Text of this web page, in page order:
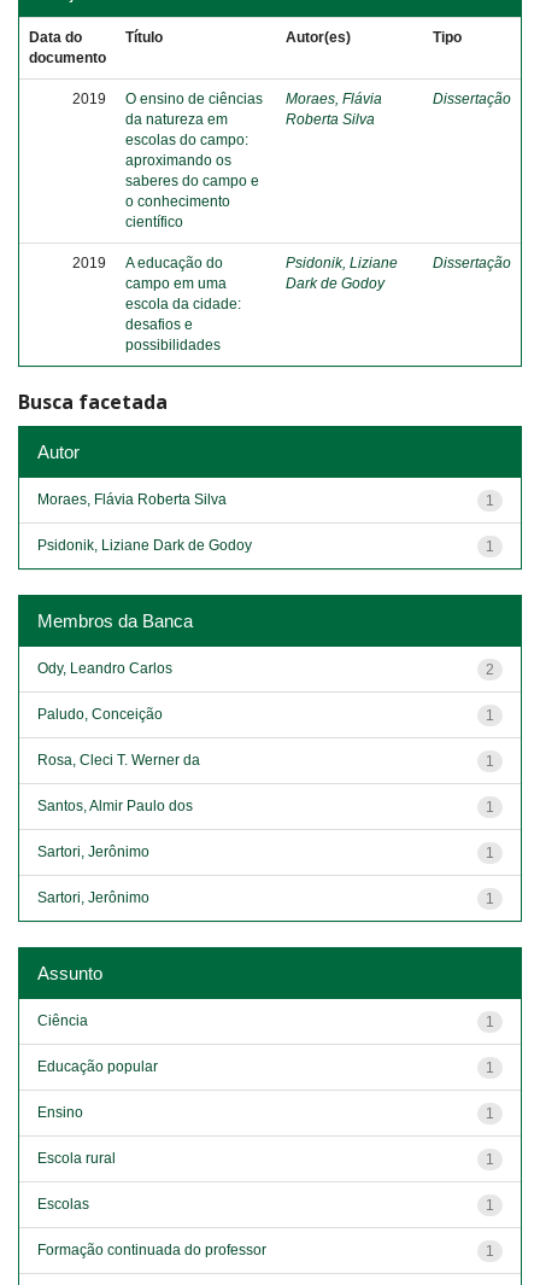
Data do
documento
Título Autor(es) Tipo
2019
O ensino de ciências
da natureza em
escolas do campo:
aproximando os
saberes do campo e
o conhecimento
científico
Moraes, Flávia
Roberta Silva
Dissertação
2019
A educação do
campo em uma
escola da cidade:
desafios e
possibilidades
Psidonik, Liziane
Dark de Godoy
Dissertação
Busca facetada
Autor
1
Moraes, Flávia Roberta Silva
1
Psidonik, Liziane Dark de Godoy
Membros da Banca
2
Ody, Leandro Carlos
1
Paludo, Conceição
1
Rosa, Cleci T. Werner da
1
Santos, Almir Paulo dos
1
Sartori, Jerônimo
1
Sartori, Jerônimo
Assunto
1
Ciência
1
Educação popular
1
Ensino
1
Escola rural
1
Escolas
1
Formação continuada do professor